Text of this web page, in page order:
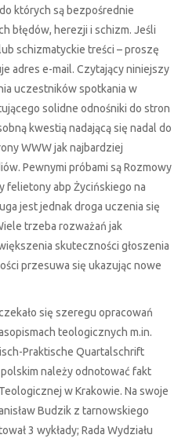
których są bezpośrednie
błędów, herezji i schizm. Jeśli
schizmatyckie treści – proszę
adres e-mail. Czytający niniejszy
uczestników spotkania w
solidne odnośniki do stron
kwestią nadającą się nadal do
WWW jak najbardziej
Pewnymi próbami są Rozmowy
felietony abp Życińskiego na
jest jednak droga uczenia się
trzeba rozważań jak
skuteczności głoszenia
przesuwa się ukazując nowe
się szeregu opracowań
teologicznych m.in.
Praktische Quartalschrift
należy odnotować fakt
w Krakowie. Na swoje
Budzik z tarnowskiego
3 wykłady; Rada Wydziału